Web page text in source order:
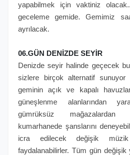
yapabilmek için vaktiniz
geceleme gemide. Gemimiz
ayrılacak.
06.GÜN DENİZDE SEYİR
Denizde seyir halinde geçecek
sizlere birçok alternatif sunuyor
geminin açık ve kapalı
güneşlenme alanlarından
gümrüksüz mağazalardan
kumarhanede şanslarını
icra edilecek değişik
faydalanabilirler. Tüm gün